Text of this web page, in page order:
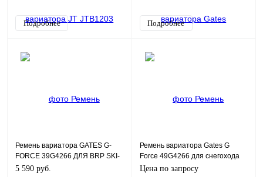
Подробнее Подробнее
Ремень вариатора GATES G-
FORCE 39G4266 ДЛЯ BRP SKI-
DOO
5 590 руб.
Ремень вариатора Gates G
Force 49G4266 для снегохода
(9827-01031)
Цена по запросу